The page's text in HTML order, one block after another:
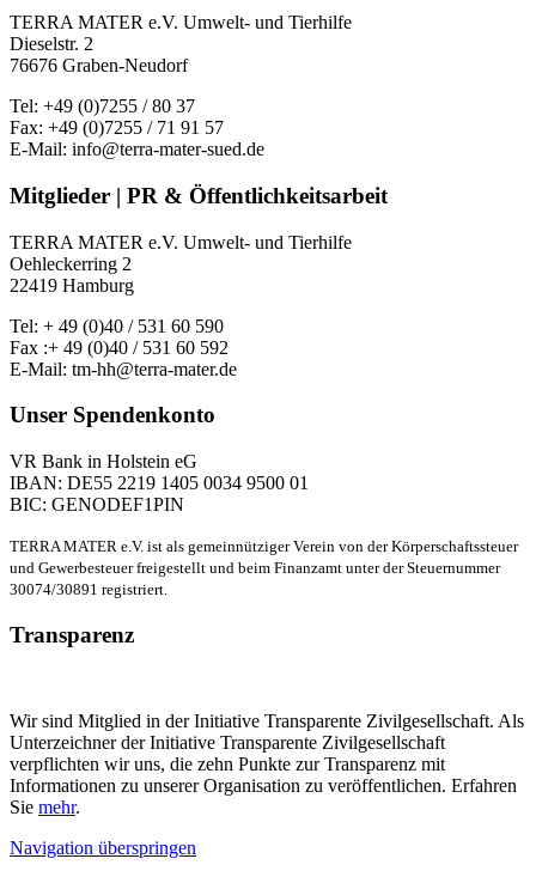
TERRA MATER e.V. Umwelt- und Tierhilfe
Dieselstr. 2
76676 Graben-Neudorf
Tel: +49 (0)7255 / 80 37
Fax: +49 (0)7255 / 71 91 57
E-Mail: info@terra-mater-sued.de
Mitglieder | PR & Öffentlichkeitsarbeit
TERRA MATER e.V. Umwelt- und Tierhilfe
Oehleckerring 2
22419 Hamburg
Tel: + 49 (0)40 / 531 60 590
Fax :+ 49 (0)40 / 531 60 592
E-Mail: tm-hh@terra-mater.de
Unser Spendenkonto
VR Bank in Holstein eG
IBAN: DE55 2219 1405 0034 9500 01
BIC: GENODEF1PIN
TERRA MATER e.V. ist als gemeinnütziger Verein von der Körperschaftssteuer
und Gewerbesteuer freigestellt und beim Finanzamt unter der Steuernummer
30074/30891 registriert.
Transparenz
Wir sind Mitglied in der Initiative Transparente Zivilgesellschaft. Als
Unterzeichner der Initiative Transparente Zivilgesellschaft
verpflichten wir uns, die zehn Punkte zur Transparenz mit
Informationen zu unserer Organisation zu veröffentlichen. Erfahren
Sie mehr.
Navigation überspringen